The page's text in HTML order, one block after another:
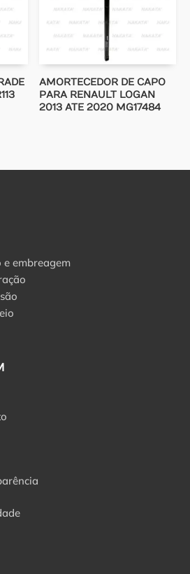
AMORTECEDOR DE CAPO
PARA RENAULT LOGAN
2013 ATE 2020 MG17484
e embreagem